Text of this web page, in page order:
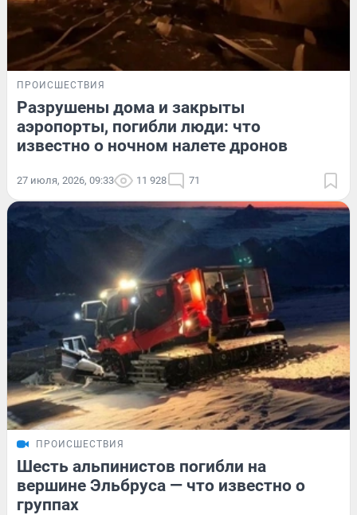
ПРОИСШЕСТВИЯ
Разрушены дома и закрыты
аэропорты, погибли люди: что
известно о ночном налете дронов
27 июля, 2026, 09:33 11 928 71
ПРОИСШЕСТВИЯ
Шесть альпинистов погибли на
вершине Эльбруса — что известно о
группах